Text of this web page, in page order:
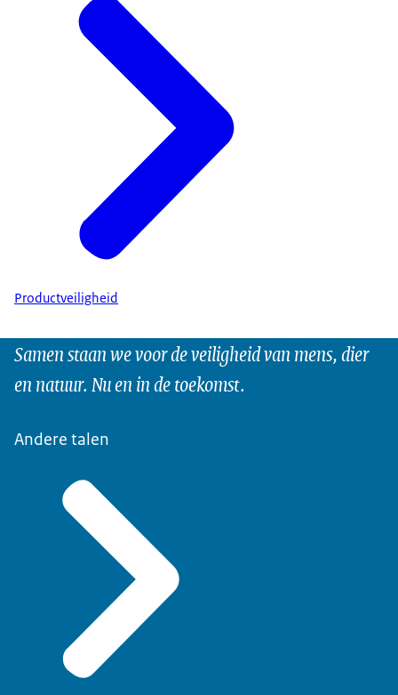
Productveiligheid
Samen staan we voor de veiligheid van mens, dier
en natuur. Nu en in de toekomst.
Andere talen